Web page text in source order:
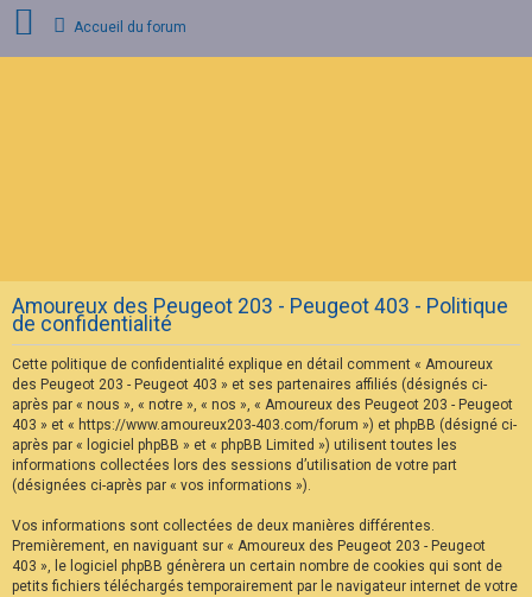
I
n
s
c
r
i
p
t
i
o
n
F
A
Q
Accueil du forum
Amoureux des Peugeot 203 - Peugeot 403 - Politique
de confidentialité
Cette politique de confidentialité explique en détail comment « Amoureux
des Peugeot 203 - Peugeot 403 » et ses partenaires affiliés (désignés ci-
après par « nous », « notre », « nos », « Amoureux des Peugeot 203 - Peugeot
403 » et « https://www.amoureux203-403.com/forum ») et phpBB (désigné ci-
après par « logiciel phpBB » et « phpBB Limited ») utilisent toutes les
informations collectées lors des sessions d’utilisation de votre part
(désignées ci-après par « vos informations »).
Vos informations sont collectées de deux manières différentes.
Premièrement, en naviguant sur « Amoureux des Peugeot 203 - Peugeot
403 », le logiciel phpBB génèrera un certain nombre de cookies qui sont de
petits fichiers téléchargés temporairement par le navigateur internet de votre